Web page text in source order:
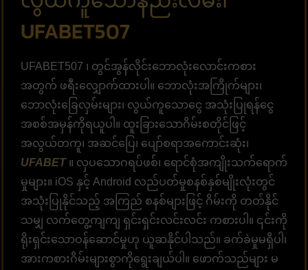
UFABET507
UFABET507 ၊ တွင်အွန်လိုင်းဘောလုံးလောင်းကစား
အတွက် ဖရီးလျှောက်ထားပါ။ ဘောလုံးအကြိုက်များ၊
ဘောလုံးခြေလှမ်းများ၊ လွယ်ကူသောငွေ အသုံးပြုရန်ငွေ
အစစ်အမှန်ကိုရယူပါ။ ထူးခြားသောဂိမ်းစတိုင်ဖြင့်
အလွယ်တကူ၊ ​​အဆင်ပြေ၊ ပျော်စရာအကောင်းဆုံး၊
UFABET။ လှပသောဂရပ်ဖစ်၊ ရောင်စုံအကျိုးသက်ရောက်
မှုများ။ iOS နှင့် Android လည်ပတ်မှုစနစ်နှစ်မျိုးလုံးတွင်
အသုံးပြုနိုင်သည့် အကြည် စနစ်များဖြင့် ဂိမ်းကို တတ်နိုင်
သမျှ လက်တွေ့ကျကျ ရှင်းရှင်းလင်းလင်း ကစားပါ။ ၎င်းကို
ရိုးရှင်းသောဝန်ဆောင်မှုဟု ယူဆနိုင်ပါသည်။ ခက်ခဲမှုမရှိပါ၊
အားကစားဂိမ်းများစွာကိုရွေးချယ်ပါ။ ဖောက်သည်များ မ